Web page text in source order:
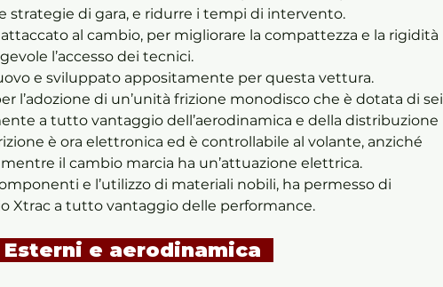
strategie di gara, e ridurre i tempi di intervento.
attaccato al cambio, per migliorare la compattezza e la rigidità
l’accesso dei tecnici.
e sviluppato appositamente per questa vettura.
l’adozione di un’unità frizione monodisco che è dotata di sei
a tutto vantaggio dell’aerodinamica e della distribuzione
è ora elettronica ed è controllabile al volante, anziché
il cambio marcia ha un’attuazione elettrica.
e l’utilizzo di materiali nobili, ha permesso di
Xtrac a tutto vantaggio delle performance.
  Esterni e aerodinamica